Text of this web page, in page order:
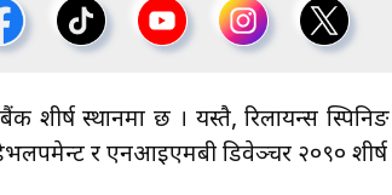
शीर्ष स्थानमा छ । यस्तै, रिलायन्स
र एनआइएमबी डिवेञ्चर २०९०